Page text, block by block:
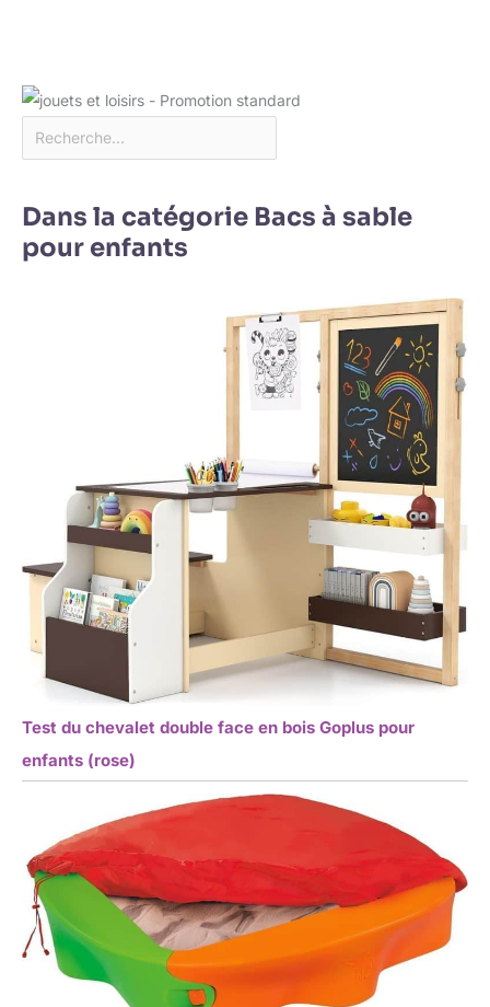
Dans la catégorie Bacs à sable
pour enfants
Test du chevalet double face en bois Goplus pour
enfants (rose)